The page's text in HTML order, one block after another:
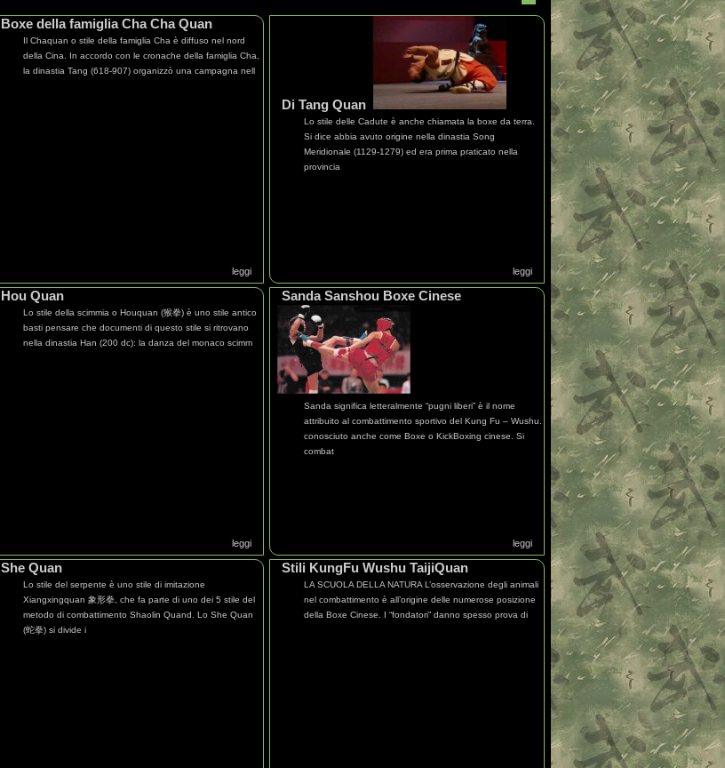
leggi
Boxe della famiglia Cha Cha Quan
Il Chaquan o stile della famiglia Cha è diffuso nel nord
della Cina. In accordo con le cronache della famiglia Cha,
la dinastia Tang (618-907) organizzò una campagna nell
leggi
Di Tang Quan
Lo stile delle Cadute è anche chiamata la boxe da terra.
Si dice abbia avuto origine nella dinastia Song
Meridionale (1129-1279) ed era prima praticato nella
provincia
leggi
Hou Quan
Lo stile della scimmia o Houquan (猴拳) è uno stile antico
basti pensare che documenti di questo stile si ritrovano
nella dinastia Han (200 dc): la danza del monaco scimm
leggi
Sanda Sanshou Boxe Cinese
Sanda significa letteralmente “pugni liberi” è il nome
attribuito al combattimento sportivo del Kung Fu – Wushu.
conosciuto anche come Boxe o KickBoxing cinese. Si
combat
She Quan
Lo stile del serpente è uno stile di imitazione
Xiangxingquan 象形拳, che fa parte di uno dei 5 stile del
metodo di combattimento Shaolin Quand. Lo She Quan
(蛇拳) si divide i
Stili KungFu Wushu TaijiQuan
LA SCUOLA DELLA NATURA L’osservazione degli animali
nel combattimento è all’origine delle numerose posizione
della Boxe Cinese. I “fondatori” danno spesso prova di